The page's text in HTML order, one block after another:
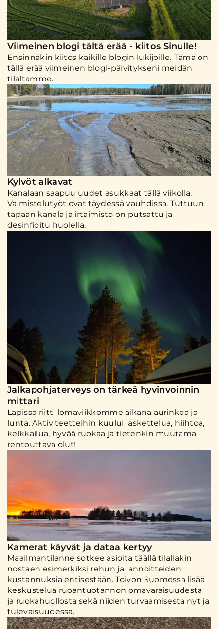
Viimeinen blogi tältä erää - kiitos Sinulle!
Ensinnäkin kiitos kaikille blogin lukijoille. Tämä on
tällä erää viimeinen blogi-päivitykseni meidän
tilaltamme.
Kylvöt alkavat
Kanalaan saapuu uudet asukkaat tällä viikolla.
Valmistelutyöt ovat täydessä vauhdissa. Tuttuun
tapaan kanala ja irtaimisto on putsattu ja
desinfioitu huolella.
Jalkapohjaterveys on tärkeä hyvinvoinnin
mittari
Lapissa riitti lomaviikkomme aikana aurinkoa ja
lunta. Aktiviteetteihin kuului laskettelua, hiihtoa,
kelkkailua, hyvää ruokaa ja tietenkin muutama
rentouttava olut!
Kamerat käyvät ja dataa kertyy
Maailmantilanne sotkee asioita täällä tilallakin
nostaen esimerkiksi rehun ja lannoitteiden
kustannuksia entisestään. Toivon Suomessa lisää
keskustelua ruoantuotannon omavaraisuudesta
ja ruokahuollosta sekä niiden turvaamisesta nyt ja
tulevaisuudessa.